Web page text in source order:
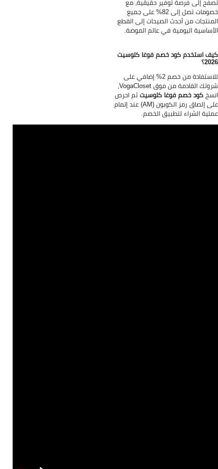
إلى فرصة توفير حقيقية، مع
خصومات تصل إلى 82% على جميع
من أحدث الصيحات إلى القطع
اليومية في عالم الموضة.
استخدم كود خصم فوغا كلوسيت
للاستفادة من خصم 2% إضافي على
شروتك القادمة من موق VogaCloset،
كود خصم فوغا كلوسيتثم احرص
على إلصاق رمز الكوبون (AM) عند إتمام
الشراء لتطبيق الخصم.